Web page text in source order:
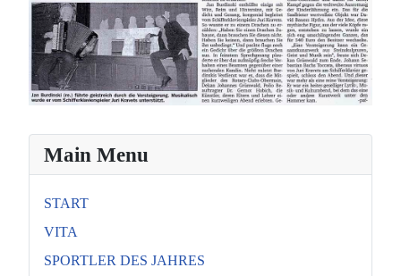
Main Menu
START
VITA
SPORTLER DES JAHRES